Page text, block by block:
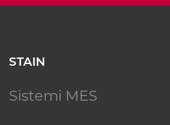
STAIN
Sistemi MES